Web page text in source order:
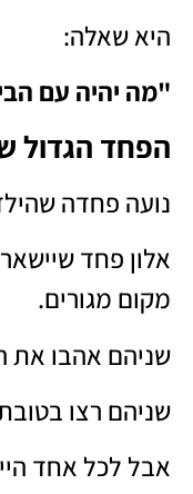
היא שאלה:
"מה יהיה עם
הפחד הגדול
נועה פחדה
אלון פחד
מקום מגורים.
שניהם אהבו את
שניהם רצו
אבל לכל אחד